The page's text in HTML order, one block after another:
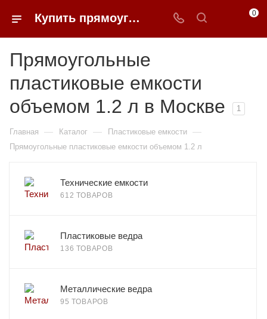
Купить прямоугольные пластиковые емкости объемом 1.2 л в Москве | 0FFER 0
Прямоугольные
пластиковые емкости
объемом 1.2 л в Москве
1
Главная — Каталог — Пластиковые емкости —
Прямоугольные пластиковые емкости объемом 1.2 л
Технические емкости
612 ТОВАРОВ
Пластиковые ведра
136 ТОВАРОВ
Металлические ведра
95 ТОВАРОВ